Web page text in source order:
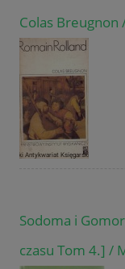
Colas Breugnon
Sodoma i
czasu Tom 4.] /